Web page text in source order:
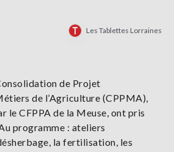
Les Tablettes Lorraines
de Projet
de l’Agriculture (CPPMA),
le CFPPA de la Meuse, ont pris
programme : ateliers
la fertilisation, les